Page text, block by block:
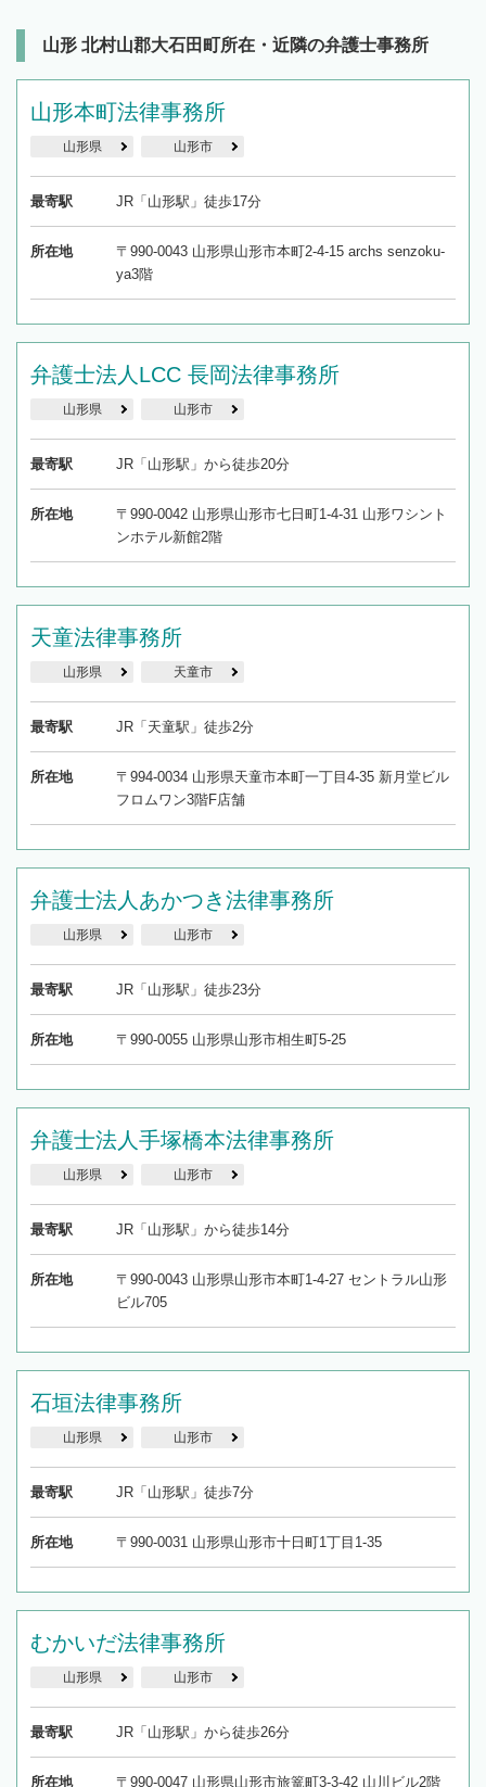
山形 北村山郡大石田町所在・近隣の弁護士事務所
山形本町法律事務所
山形県 山形市
最寄駅 JR「山形駅」徒歩17分
所在地
〒990-0043 山形県山形市本町2-4-15 archs senzoku-
ya3階
弁護士法人LCC 長岡法律事務所
山形県 山形市
最寄駅 JR「山形駅」から徒歩20分
所在地
〒990-0042 山形県山形市七日町1-4-31 山形ワシント
ンホテル新館2階
天童法律事務所
山形県 天童市
最寄駅 JR「天童駅」徒歩2分
所在地
〒994-0034 山形県天童市本町一丁目4-35 新月堂ビル
フロムワン3階F店舗
弁護士法人あかつき法律事務所
山形県 山形市
最寄駅 JR「山形駅」徒歩23分
所在地 〒990-0055 山形県山形市相生町5-25
弁護士法人手塚橋本法律事務所
山形県 山形市
最寄駅 JR「山形駅」から徒歩14分
所在地
〒990-0043 山形県山形市本町1-4-27 セントラル山形
ビル705
石垣法律事務所
山形県 山形市
最寄駅 JR「山形駅」徒歩7分
所在地 〒990-0031 山形県山形市十日町1丁目1-35
むかいだ法律事務所
山形県 山形市
最寄駅 JR「山形駅」から徒歩26分
所在地 〒990-0047 山形県山形市旅篭町3-3-42 山川ビル2階